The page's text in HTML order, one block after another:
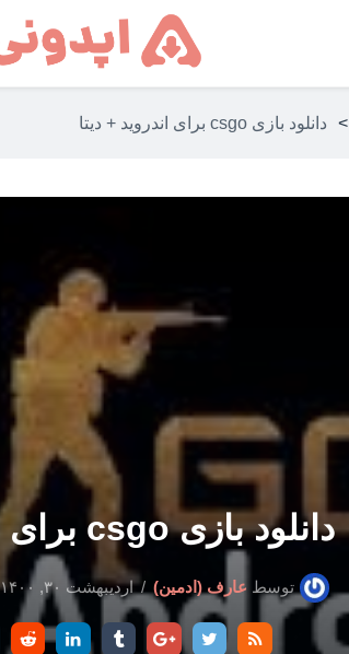
> دانلود بازی csgo برای اندروید + دیتا
دانلود بازی csgo برای اندروید + دیتا
توسط عارف (ادمین) اردیبهشت ۳۰, ۱۴۰۰